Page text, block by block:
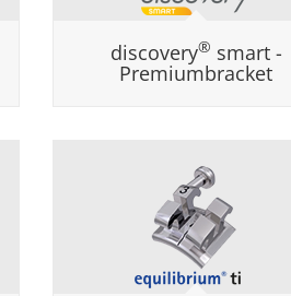
discovery® smart -
Premiumbracket